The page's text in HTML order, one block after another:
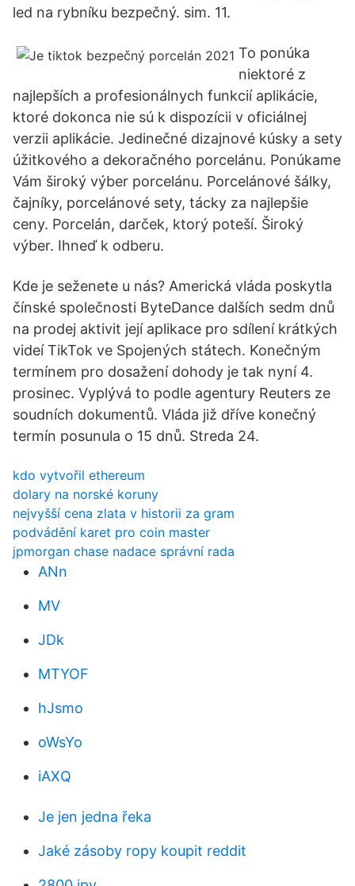
led na rybníku bezpečný. sim. 11.
To ponúka
niektoré z
najlepších a profesionálnych funkcií aplikácie,
ktoré dokonca nie sú k dispozícii v oficiálnej
verzii aplikácie. Jedinečné dizajnové kúsky a sety
úžitkového a dekoračného porcelánu. Ponúkame
Vám široký výber porcelánu. Porcelánové šálky,
čajníky, porcelánové sety, tácky za najlepšie
ceny. Porcelán, darček, ktorý poteší. Široký
výber. Ihneď k odberu.
Kde je seženete u nás? Americká vláda poskytla
čínské společnosti ByteDance dalších sedm dnů
na prodej aktivit její aplikace pro sdílení krátkých
videí TikTok ve Spojených státech. Konečným
termínem pro dosažení dohody je tak nyní 4.
prosinec. Vyplývá to podle agentury Reuters ze
soudních dokumentů. Vláda již dříve konečný
termín posunula o 15 dnů. Streda 24.
kdo vytvořil ethereum
dolary na norské koruny
nejvyšší cena zlata v historii za gram
podvádění karet pro coin master
jpmorgan chase nadace správní rada
ANn
MV
JDk
MTYOF
hJsmo
oWsYo
iAXQ
Je jen jedna řeka
Jaké zásoby ropy koupit reddit